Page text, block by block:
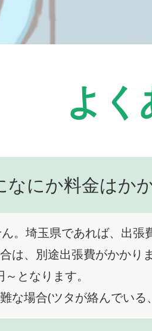
よ
なにか料金はか
。埼玉県であれば、出張
は、別途出張費がかかりま
となります。
な場合(ツタが絡んでい